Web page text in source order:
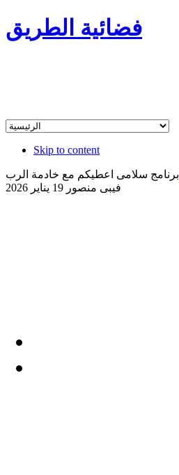
فضائية الطريق
Skip to content
برنامج سلامى اعطيكم مع خادمة الرب
فيبى منصور 19 يناير 2026